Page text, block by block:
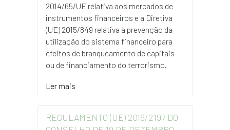
2014/65/UE relativa aos mercados de
instrumentos financeiros e a Diretiva
(UE) 2015/849 relativa à prevenção da
utilização do sistema financeiro para
efeitos de branqueamento de capitais
ou de financiamento do terrorismo.
Ler mais
REGULAMENTO (UE) 2019/2197 DO